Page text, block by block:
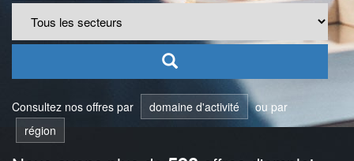
Consultez nos offres par domaine d'activité
ou par
région